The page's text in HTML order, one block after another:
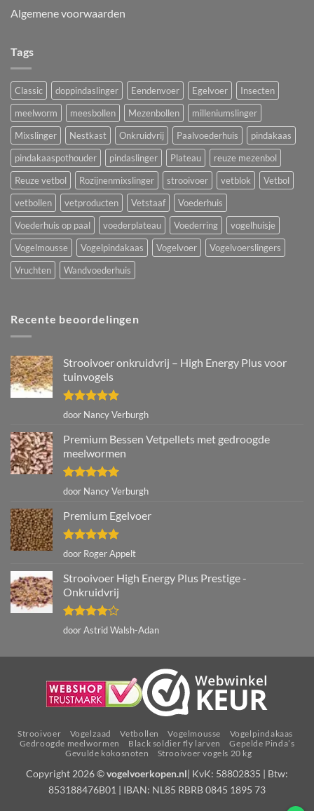
Algemene voorwaarden
Tags
Classic doppindaslinger Eendenvoer Egelvoer
Insecten
meelworm
meesbollen Mezenbollen
milleniumslinger
Mixslinger
Nestkast Onkruidvrij Paalvoederhuis
pindakaas
pindakaaspothouder
pindaslinger Plateau
reuze mezenbol
Reuze vetbol
Rozijnenmixslinger strooivoer vetblok
Vetbol
vetbollen
vetproducten Vetstaaf
Voederhuis
Voederhuis op paal
voederplateau Voederring
vogelhuisje
Vogelmousse
Vogelpindakaas Vogelvoer
Vogelvoerslingers
Vruchten
Wandvoederhuis
Recente beoordelingen
Strooivoer onkruidvrij – High Energy Plus voor
tuinvogels
Gewaardeerd
door Nancy Verburgh
Premium Bessen Vetpellets met gedroogde
meelwormen
Gewaardeerd
door Nancy Verburgh
Premium Egelvoer
Gewaardeerd
uit 5
door Roger Appelt
Strooivoer High Energy Plus Prestige -
Onkruidvrij
Gewaardeerd
door Astrid Walsh-Adan
Strooivoer Vogelzaad Vetbollen Vogelmousse
Vogelpindakaas
Gedroogde meelwormen
Black soldier fly larven
Gepelde Pinda’s
Gevulde kokosnoten
Strooivoer vogels 20 kg
Copyright 2026 ©vogelvoerkopen.nl| KvK: 58802835 | Btw:
853188476B01 | IBAN: NL85 RBRB 0845 1895 73